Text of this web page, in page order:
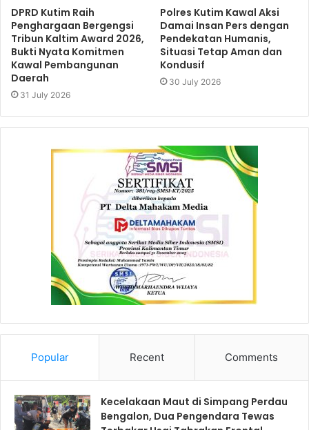
DPRD Kutim Raih
Penghargaan Bergengsi
Tribun Kaltim Award 2026,
Bukti Nyata Komitmen
Kawal Pembangunan
Daerah
31 July 2026
Polres Kutim Kawal Aksi
Damai Insan Pers dengan
Pendekatan Humanis,
Situasi Tetap Aman dan
Kondusif
30 July 2026
Popular Recent Comments
Kecelakaan Maut di Simpang Perdau
Bengalon, Dua Pengendara Tewas